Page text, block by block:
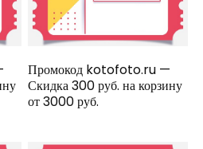
Промокод kotofoto.ru —
Скидка 300 руб. на корзину
от 3000 руб.